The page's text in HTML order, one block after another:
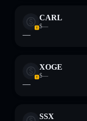
CARL
$—
—
XOGE
$—
—
SSX